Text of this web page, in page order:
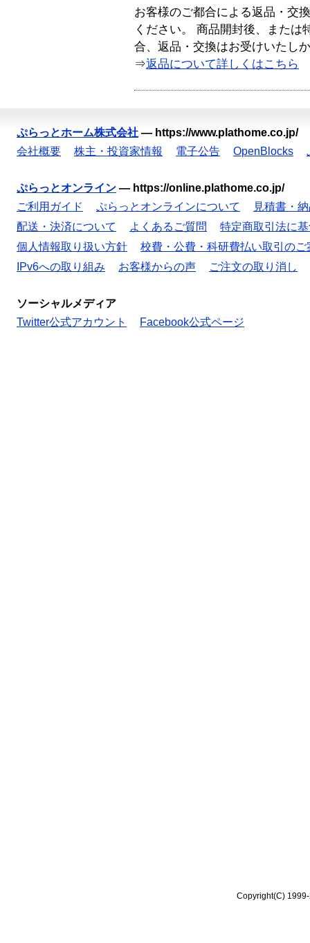
お客様のご都合による返品・交
ください。 商品開封後、または
合、返品・交換はお受けいたし
⇒返品について詳しくはこちら
ぷらっとホーム株式会社 — https://www.plathome.co.jp/
会社概要
株主・投資家情報 電子公告 OpenBlocks
ぷらっとオンライン — https://online.plathome.co.jp/
ご利用ガイド
ぷらっとオンラインについて
見積書・
配送・決済について
よくあるご質問
特定商取引法に
個人情報取り扱い方針
校費・公費・科研費払い取引のご
IPv6への取り組み
お客様からの声 ご注文の取り消し
ソーシャルメディア
Twitter公式アカウント
Facebook公式ページ
Copyright(C)